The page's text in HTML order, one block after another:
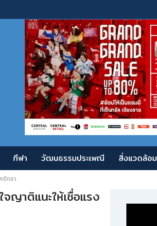
กีฬา วัฒนธรรมประเพณี สิ่งแวดล้อม
รัทธา
ญาติแนะให้เชื่อแรง